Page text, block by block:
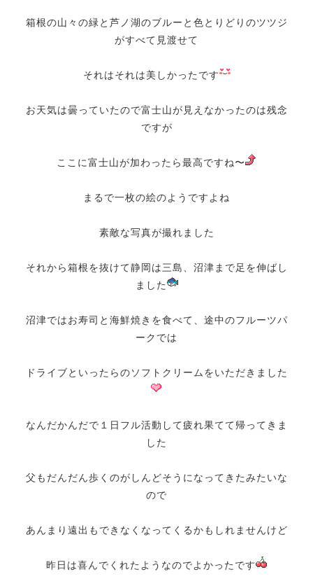
箱根の山々の緑と芦ノ湖のブルーと色とりどりのツツジ
がすべて見渡せて
それはそれは美しかったです
お天気は曇っていたので富士山が見えなかったのは残念
ですが
ここに富士山が加わったら最高ですね〜
まるで一枚の絵のようですよね
素敵な写真が撮れました
それから箱根を抜けて静岡は三島、沼津まで足を伸ばし
ました
沼津ではお寿司と海鮮焼きを食べて、途中のフルーツパ
ークでは
ドライブといったらのソフトクリームをいただきました
なんだかんだで１日フル活動して疲れ果てて帰ってきま
した
父もだんだん歩くのがしんどそうになってきたみたいな
ので
あんまり遠出もできなくなってくるかもしれませんけど
昨日は喜んでくれたようなのでよかったです